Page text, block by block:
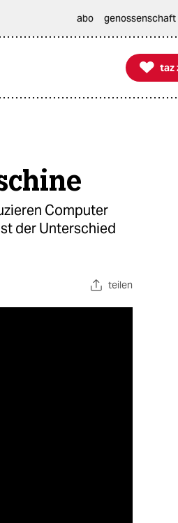
abo genossenschaft

taz zahl
taz
Computer
der Unterschied
teilen